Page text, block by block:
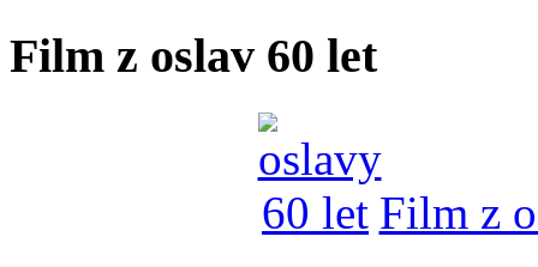
Film z oslav 60 let
Film z